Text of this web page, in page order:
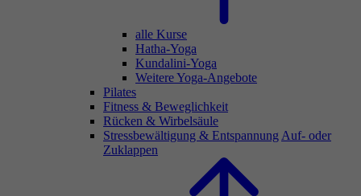
alle Kurse
Hatha-Yoga
Kundalini-Yoga
Weitere Yoga-Angebote
Pilates
Fitness & Beweglichkeit
Rücken & Wirbelsäule
Stressbewältigung & Entspannung Auf- oder
Zuklappen